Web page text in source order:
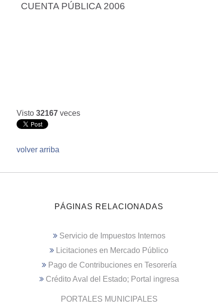
CUENTA PÚBLICA 2006
Visto 32167 veces
volver arriba
PÁGINAS RELACIONADAS
Servicio de Impuestos Internos
Licitaciones en Mercado Público
Pago de Contribuciones en Tesorería
Crédito Aval del Estado; Portal ingresa
PORTALES MUNICIPALES